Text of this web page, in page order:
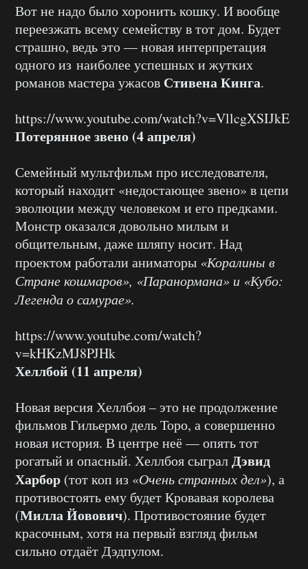
Вот не надо было хоронить кошку. И вообще
переезжать всему семейству в тот дом. Будет
страшно, ведь это — новая интерпретация
одного из наиболее успешных и жутких
романов мастера ужасов Стивена Кинга.
https://www.youtube.com/watch?v=VllcgXSIJkE
Потерянное звено (4 апреля)
Семейный мультфильм про исследователя,
который находит «недостающее звено» в цепи
эволюции между человеком и его предками.
Монстр оказался довольно милым и
общительным, даже шляпу носит. Над
проектом работали аниматоры «Коралины в
Стране кошмаров», «Паранормана» и «Кубо:
Легенда о самурае».
https://www.youtube.com/watch?
v=kHKzMJ8PJHk
Хеллбой (11 апреля)
Новая версия Хеллбоя – это не продолжение
фильмов Гильермо дель Торо, а совершенно
новая история. В центре неё — опять тот
рогатый и опасный. Хеллбоя сыгралДэвид
Харбор (тот коп из «Очень странных дел»), а
противостоять ему будет Кровавая королева
(Милла Йовович). Противостояние будет
красочным, хотя на первый взгляд фильм
сильно отдаёт Дэдпулом.